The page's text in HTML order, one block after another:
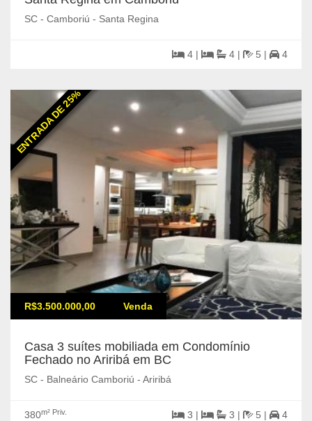
SC - Camboriú - Santa Regina
4 | 4 | 5 | 4
ENTRADA DE 25%
R$3.500.000,00 Venda
Casa 3 suítes mobiliada em Condomínio
Fechado no Ariribá em BC
SC - Balneário Camboriú - Ariribá
380m² Priv. 3 | 3 | 5 | 4